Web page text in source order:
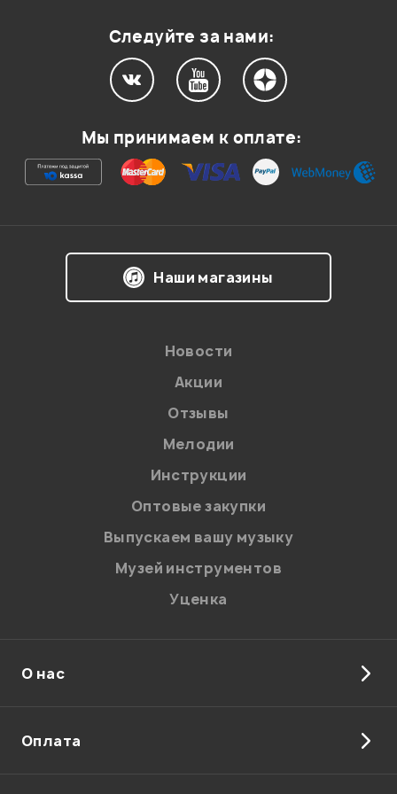
Ваша оценка:
на обработку персональных данных в
Политикой в отношении обработки
персональных данных.
Введите проверочное число:
Отправить
Следуйте за нами:
Мы принимаем к оплате:
Наши магазины
Новости
Акции
Отзывы
Мелодии
Инструкции
Оптовые закупки
Выпускаем вашу музыку
Музей инструментов
Уценка
О нас
Оплата